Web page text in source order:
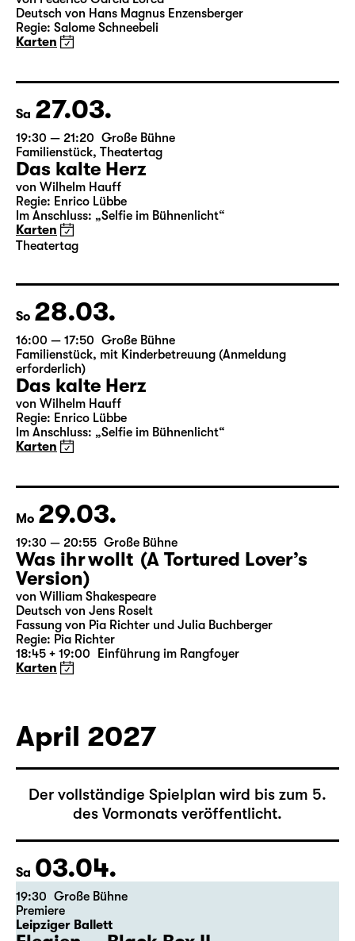
18:00 Große Bühne
mit Audiodeskription
Bernarda Albas Haus
Regie: Salome Schneebeli
Karten
Sa 27.03.
19:30 — 21:20 Große Bühne
Familienstück
Theatertag
Das kalte Herz
von Wilhelm Hauff
Karten
Theatertag
So 28.03.
16:00 — 17:50 Große Bühne
Familienstück , mit Kinderbetreuung (Anmeldung
erforderlich)
Das kalte Herz
Im Anschluss: „Selfie im Bühnenlicht“
Karten
Mo 29.03.
19:30 — 20:55 Große Bühne
Was ihr wollt (A Tortured Lover’s
Version)
von William Shakespeare
Deutsch von Jens Roselt
Karten
April 2027
Der vollständige Spielplan wird bis zum 5.
des Vormonats veröffentlicht.
Sa 03.04.